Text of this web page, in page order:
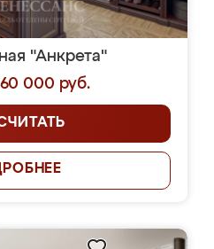
"Анкрета"
000 руб.